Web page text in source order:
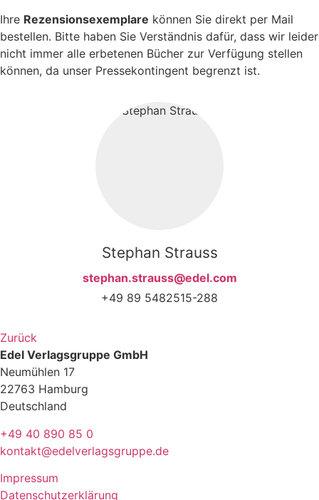
Ihre Rezensionsexemplare können Sie direkt per Mail
bestellen. Bitte haben Sie Verständnis dafür, dass wir leider
nicht immer alle erbetenen Bücher zur Verfügung stellen
können, da unser Pressekontingent begrenzt ist.
Stephan Strauss
stephan.strauss@edel.com
+49 89 5482515-288
Zurück
Edel Verlagsgruppe GmbH
Neumühlen 17
22763 Hamburg
Deutschland
+49 40 890 85 0
kontakt@edelverlagsgruppe.de
Impressum
Datenschutzerklärung